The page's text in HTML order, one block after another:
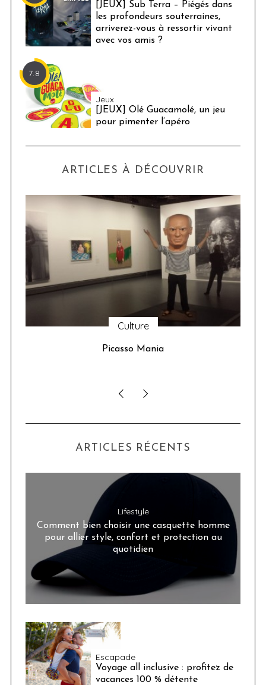
[JEUX] Sub Terra – Piégés dans
les profondeurs souterraines,
arriverez-vous à ressortir vivant
avec vos amis ?
7.8
Jeux
[JEUX] Olé Guacamolé, un jeu
pour pimenter l’apéro
ARTICLES À DÉCOUVRIR
Culture
Picasso Mania
ARTICLES RÉCENTS
Lifestyle
Comment bien choisir une casquette homme
pour allier style, confort et protection au
quotidien
Escapade
Voyage all inclusive : profitez de
vacances 100 % détente